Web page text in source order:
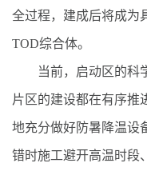
全过程，建成后将成为
TOD综合体。
当前，启动区的科学
片区的建设都在有序推
地充分做好防暑降温设
错时施工避开高温时段